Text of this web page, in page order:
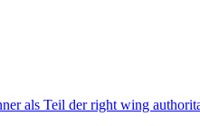
als Teil der right wing